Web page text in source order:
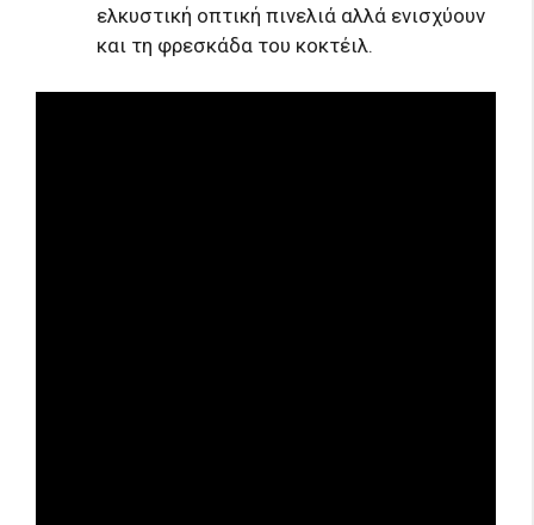
ελκυστική οπτική πινελιά αλλά ενισχύουν
και τη φρεσκάδα του κοκτέιλ.